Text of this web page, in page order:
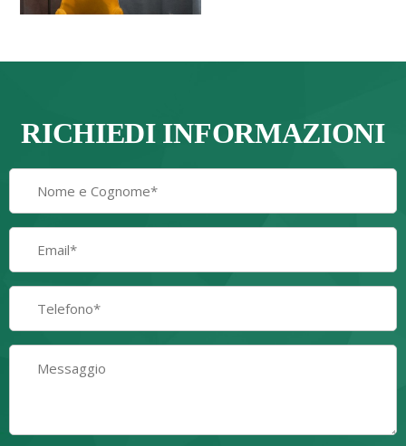
RICHIEDI INFORMAZIONI